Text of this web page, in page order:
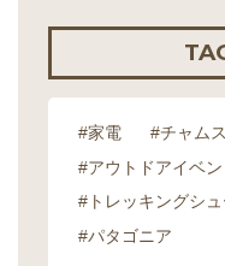
#家電 #チャムス
#アウトドアイベン
#トレッキングシ
#パタゴニア